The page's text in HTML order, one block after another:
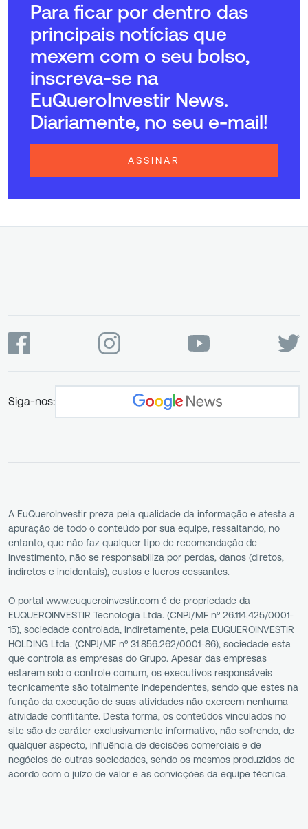
Para ficar por dentro das
principais notícias que
mexem com o seu bolso,
inscreva-se na
EuQueroInvestir News.
Diariamente, no seu e-mail!
ASSINAR
Siga-nos:
A EuQueroInvestir preza pela qualidade da informação e atesta a
apuração de todo o conteúdo por sua equipe, ressaltando, no
entanto, que não faz qualquer tipo de recomendação de
investimento, não se responsabiliza por perdas, danos (diretos,
indiretos e incidentais), custos e lucros cessantes.
O portal www.euqueroinvestir.com é de propriedade da
EUQUEROINVESTIR Tecnologia Ltda. (CNPJ/MF nº 26.114.425/0001-
15), sociedade controlada, indiretamente, pela EUQUEROINVESTIR
HOLDING Ltda. (CNPJ/MF nº 31.856.262/0001-86), sociedade esta
que controla as empresas do Grupo. Apesar das empresas
estarem sob o controle comum, os executivos responsáveis
tecnicamente são totalmente independentes, sendo que estes na
função da execução de suas atividades não exercem nenhuma
atividade conflitante. Desta forma, os conteúdos vinculados no
site são de caráter exclusivamente informativo, não sofrendo, de
qualquer aspecto, influência de decisões comerciais e de
negócios de outras sociedades, sendo os mesmos produzidos de
acordo com o juízo de valor e as convicções da equipe técnica.